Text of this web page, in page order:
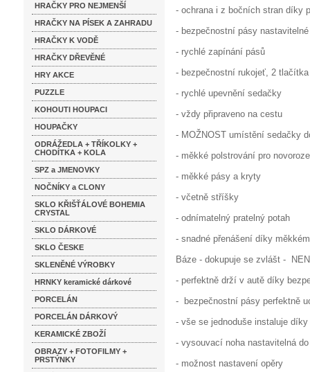
HRAČKY PRO NEJMENŠÍ
HRAČKY NA PÍSEK A ZAHRADU
HRAČKY K VODĚ
HRAČKY DŘEVĚNÉ
HRY AKCE
PUZZLE
KOHOUTI HOUPACI
HOUPAČKY
ODRÁŽEDLA + TŘÍKOLKY +
CHODÍTKA + KOLA
SPZ a JMENOVKY
NOČNÍKY a CLONY
SKLO KŘIŠŤÁLOVÉ BOHEMIA
CRYSTAL
SKLO DÁRKOVÉ
SKLO ČESKE
SKLENĚNÉ VÝROBKY
HRNKY keramické dárkové
PORCELÁN
PORCELÁN DÁRKOVÝ
KERAMICKÉ ZBOŽÍ
OBRAZY + FOTOFILMY +
PRSTÝNKY
- ochrana i z bočních stran díky
- bezpečnostní pásy
- rychlé zapínání pásů
- bezpečnostní rukojeť, 2
- rychlé upevnění sedačky
- vždy připraveno na cestu
- MOŽNOST umístění sedačky
- měkké polstrování pro
- měkké pásy a kryty
- včetně stříšky
- odnímatelný pratelný potah
- snadné přenášení díky
Báze - dokupuje se zvlášt -
- perfektně drží v autě díky
- bezpečnostní pásy perfektně
- vše se jednoduše instaluje
- vysouvací noha nastavitelná
- možnost nastavení opěry